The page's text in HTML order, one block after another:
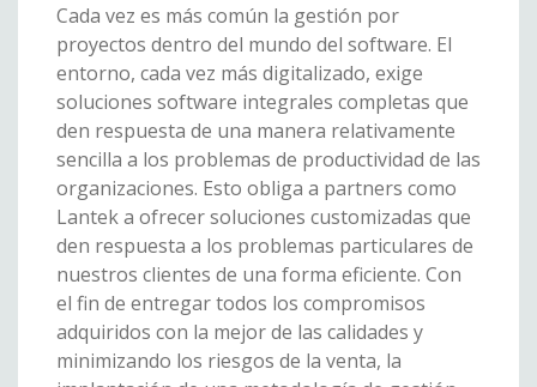
Cada vez es más común la gestión por
proyectos dentro del mundo del software. El
entorno, cada vez más digitalizado, exige
soluciones software integrales completas que
den respuesta de una manera relativamente
sencilla a los problemas de productividad de las
organizaciones. Esto obliga a partners como
Lantek a ofrecer soluciones customizadas que
den respuesta a los problemas particulares de
nuestros clientes de una forma eficiente. Con
el fin de entregar todos los compromisos
adquiridos con la mejor de las calidades y
minimizando los riesgos de la venta, la